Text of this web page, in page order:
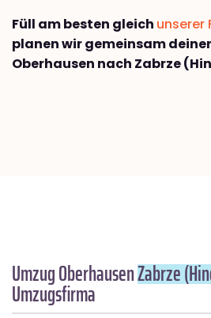
Füll am besten gleich unserer
planen wir gemeinsam
Oberhausen nach Zabrze
Umzug OberhausenZabrze
Umzugsfirma